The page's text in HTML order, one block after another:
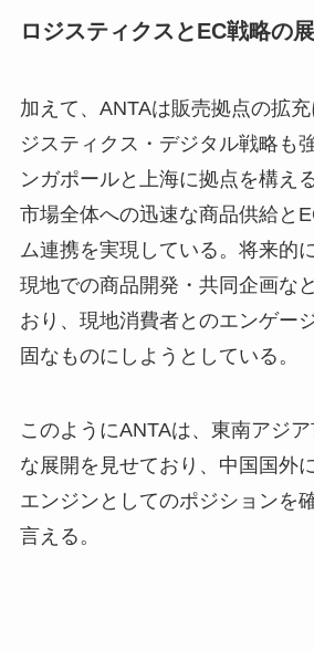
ロジスティクスとEC戦略の
加えて、ANTAは販売拠点の拡
ジスティクス・デジタル戦略も
ンガポールと上海に拠点を構え
市場全体への迅速な商品供給と
ム連携を実現している。将来的
現地での商品開発・共同企画な
おり、現地消費者とのエンゲー
固なものにしようとしている。
このようにANTAは、東南アジ
な展開を見せており、中国国外
エンジンとしてのポジションを
言える。